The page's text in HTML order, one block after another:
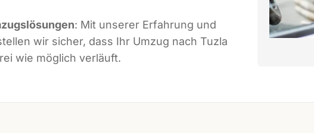
: Mit unserer Erfahrung und
wir sicher, dass Ihr Umzug nach Tuzla
wie möglich verläuft.